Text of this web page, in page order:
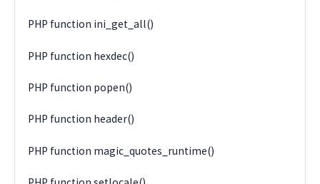
PHP function ini_get_all()
PHP function hexdec()
PHP function popen()
PHP function header()
PHP function magic_quotes_runtime()